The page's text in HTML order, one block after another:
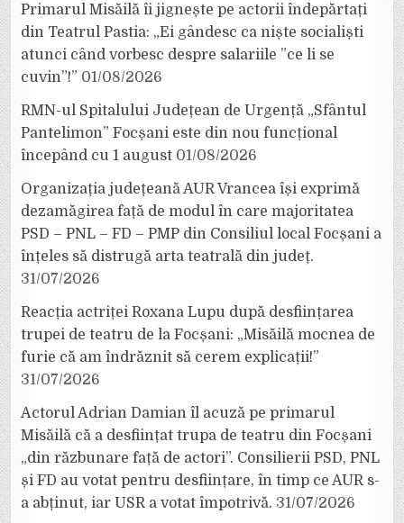
Primarul Misăilă îi jignește pe actorii îndepărtați
din Teatrul Pastia: „Ei gândesc ca niște socialiști
atunci când vorbesc despre salariile ”ce li se
cuvin”!” 01/08/2026
RMN-ul Spitalului Județean de Urgență „Sfântul
Pantelimon” Focșani este din nou funcțional
începând cu 1 august 01/08/2026
Organizația județeană AUR Vrancea își exprimă
dezamăgirea față de modul în care majoritatea
PSD – PNL – FD – PMP din Consiliul local Focșani a
înțeles să distrugă arta teatrală din județ.
31/07/2026
Reacția actriței Roxana Lupu după desființarea
trupei de teatru de la Focșani: „Misăilă mocnea de
furie că am îndrăznit să cerem explicații!”
31/07/2026
Actorul Adrian Damian îl acuză pe primarul
Misăilă că a desființat trupa de teatru din Focșani
„din răzbunare față de actori”. Consilierii PSD, PNL
și FD au votat pentru desființare, în timp ce AUR s-
a abținut, iar USR a votat împotrivă. 31/07/2026